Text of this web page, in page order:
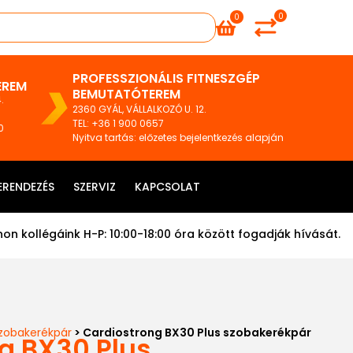
0 0
PROFESSZIONÁLIS FITNESZGÉP
BEMUTATÓTEREM
2360 GYÁL, VÁLLALKOZÓ U. 12.
TEL: +36 1 900 0657
Nyitva tartás: előzetes bejelentkezés alapján
SZERVIZ KAPCSOLAT
kollégáink H-P: 10:00-18:00 óra között fogadják hívását.
> Cardiostrong BX30 Plus szobakerékpár